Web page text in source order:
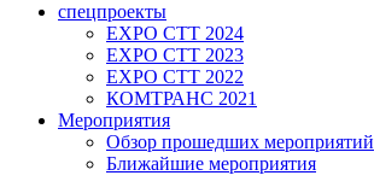
спецпроекты
EXPO CTT 2024
EXPO CTT 2023
EXPO CTT 2022
КОМТРАНС 2021
Мероприятия
Обзор прошедших мероприятий
Ближайшие мероприятия